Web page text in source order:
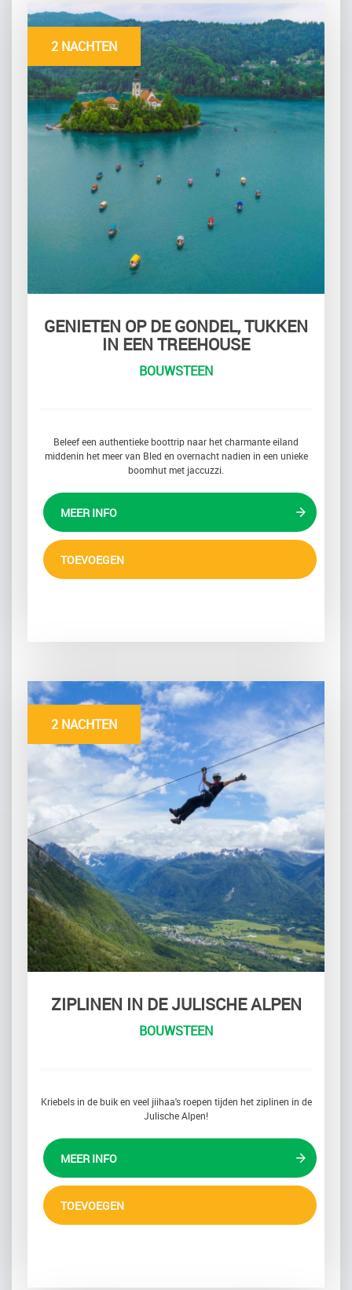
2 NACHTEN
GENIETEN OP DE GONDEL, TUKKEN
IN EEN TREEHOUSE
BOUWSTEEN
Beleef een authentieke boottrip naar het charmante eiland
middenin het meer van Bled en overnacht nadien in een unieke
boomhut met jaccuzzi.
MEER INFO
TOEVOEGEN
2 NACHTEN
ZIPLINEN IN DE JULISCHE ALPEN
BOUWSTEEN
Kriebels in de buik en veel jiihaa's roepen tijden het ziplinen in de
Julische Alpen!
MEER INFO
TOEVOEGEN